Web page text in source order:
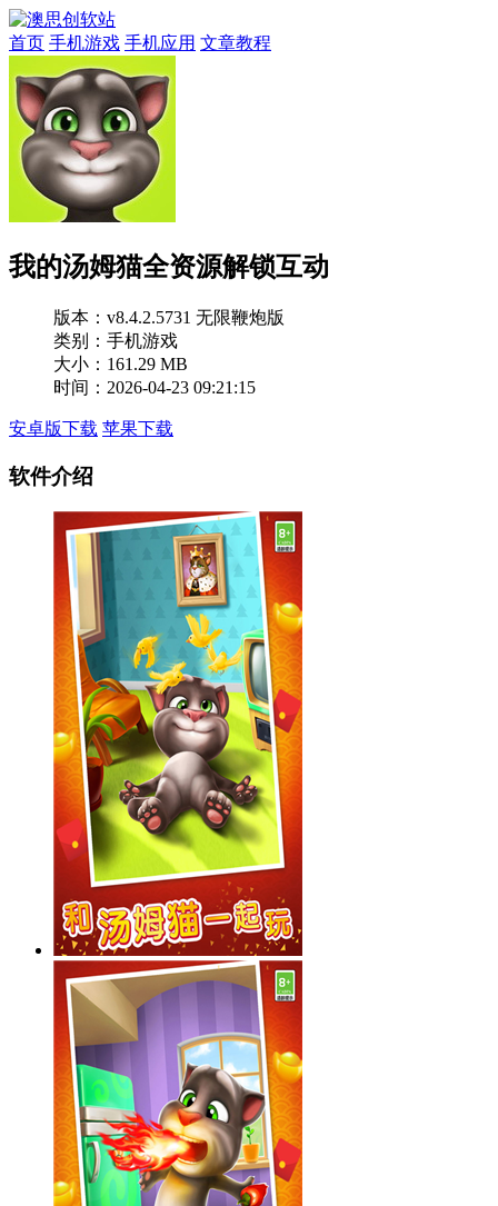
首页 手机游戏 手机应用 文章教程
我的汤姆猫全资源解锁互动
版本： v8.4.2.5731 无限鞭炮版
类别：手机游戏
大小：161.29 MB
时间：2026-04-23 09:21:15
安卓版下载 苹果下载
软件介绍